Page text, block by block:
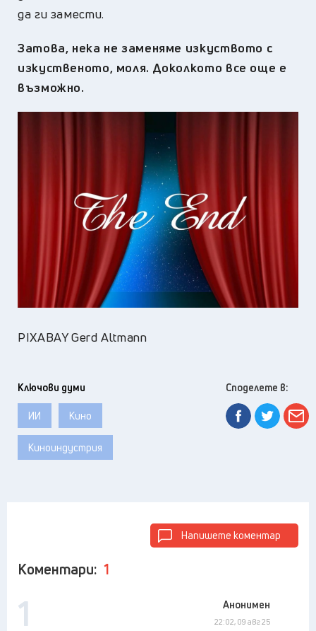
да ги замести.
Затова, нека не заменяме изкуството с
изкуственото, моля. Доколкото все още е
възможно.
PIXABAY Gerd Altmann
Ключови думи
ИИ Кино
Киноиндустрия
Споделете в:
Напишете коментар
Коментари: 1
1 Анонимен
22:02, 09 авг 25